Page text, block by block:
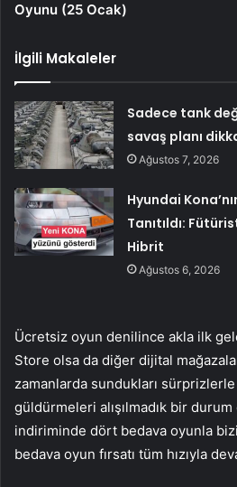
Oyunu (25 Ocak)
İlgili Makaleler
Sadece tank
savaş planı
Ağustos 7, 2026
Hyundai
Tanıtıldı:
Hibrit
Ağustos 6, 2026
Ücretsiz oyun denilince akla ilk
Store olsa da diğer dijital
zamanlarda sundukları
güldürmeleri alışılmadık bir
indiriminde dört bedava oyunla
bedava oyun fırsatı tüm hızıyla